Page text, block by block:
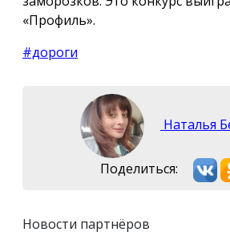
«Профиль».
#дороги
Наталья
Поделиться:
Новости партнёров